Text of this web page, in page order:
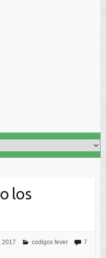
los
2017 codigos fever
7